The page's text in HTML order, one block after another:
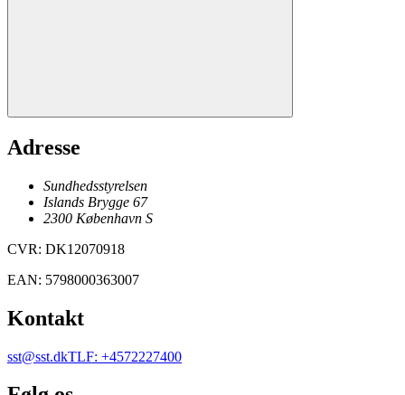
Adresse
Sundhedsstyrelsen
Islands Brygge 67
2300 København S
CVR: DK12070918
EAN: 5798000363007
Kontakt
sst@sst.dkTLF: +4572227400